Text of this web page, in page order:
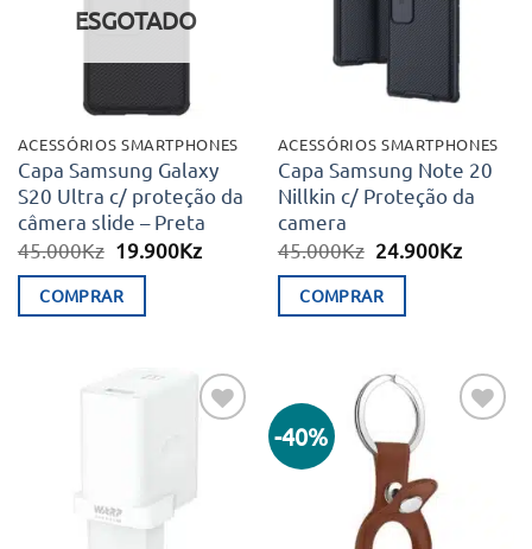
ESGOTADO
ACESSÓRIOS SMARTPHONES
Capa Samsung Galaxy
S20 Ultra c/ proteção da
câmera slide – Preta
45.000Kz O
original
era:
19.900KzO
COMPRAR
ACESSÓRIOS SMARTPHONES
Capa Samsung Note 20
Nillkin c/ Proteção da
camera
45.000Kz O
original
era:
24.900KzO
COMPRAR
-40%
desejos